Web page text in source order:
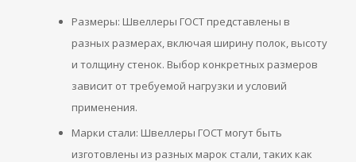
Размеры: Швеллеры ГОСТ представлены в
разных размерах, включая ширину полок, высоту
и толщину стенок. Выбор конкретных размеров
зависит от требуемой нагрузки и условий
применения.
Марки стали: Швеллеры ГОСТ могут быть
изготовлены из разных марок стали, таких как